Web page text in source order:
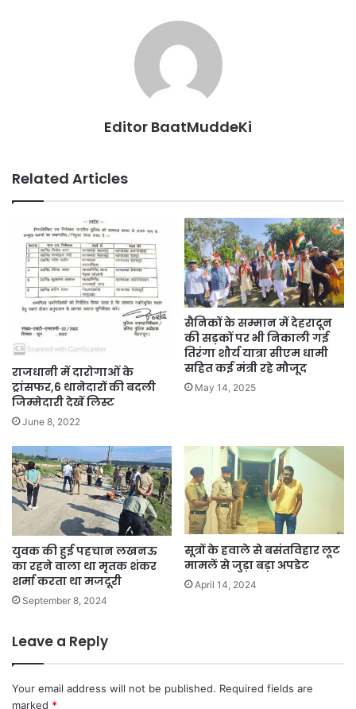
Editor BaatMuddeKi
Related Articles
राजधानी में दारोगाओं के
ट्रांसफर,6 थानेदारों की बदली
जिम्मेदारी देखें लिस्ट
June 8, 2022
सैनिकों के सम्मान में देहरादून
की सड़कों पर भी निकाली गई
तिरंगा शौर्य यात्रा सीएम धामी
सहित कई मंत्री रहे मौजूद
May 14, 2025
युवक की हुई पहचान लखनऊ
का रहने वाला था मृतक शंकर
शर्मा करता था मजदूरी
September 8, 2024
सूत्रों के हवाले से बसंतविहार लूट
मामलें से जुड़ा बड़ा अपडेट
April 14, 2024
Leave a Reply
Your email address will not be published. Required fields are
marked *